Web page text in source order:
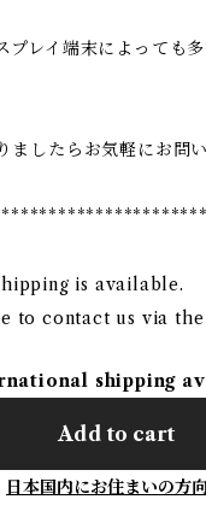
プレイ端末によっても
ましたらお気軽にお問
is available.
to contact us via
shipping
Add to cart
日本国内にお住まいの方